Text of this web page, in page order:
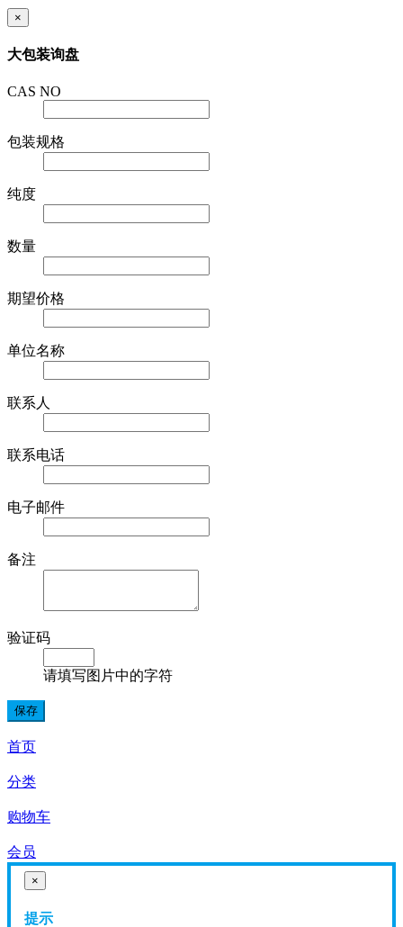
×
大包装询盘
CAS NO
包装规格
纯度
数量
期望价格
单位名称
联系人
联系电话
电子邮件
备注
验证码
请填写图片中的字符
首页
分类
购物车
会员
×
提示